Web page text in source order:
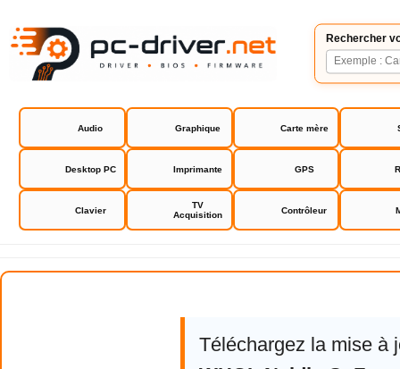
Rechercher
Audio Graphique Carte mère
Desktop PC Imprimante GPS
Clavier
TV
Acquisition
Contrôleur
NVIDIA GeForce RTX / GTX
Téléchargez la mise à